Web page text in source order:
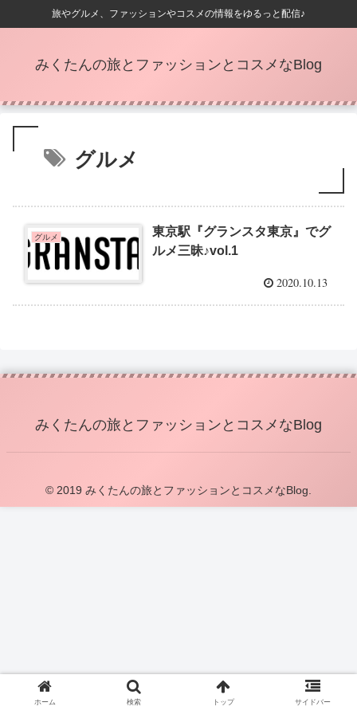
旅やグルメ、ファッションやコスメの情報をゆるっと配信♪
みくたんの旅とファッションとコスメなBlog
グルメ
グルメ
東京駅『グランスタ東京』でグ
ルメ三昧♪vol.1
2020.10.13
みくたんの旅とファッションとコスメなBlog
© 2019 みくたんの旅とファッションとコスメなBlog.
ホーム 検索 トップ サイドバー